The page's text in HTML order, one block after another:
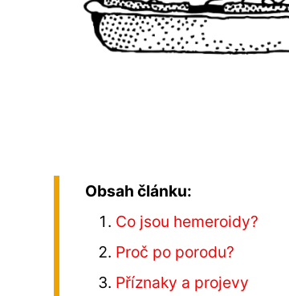
Obsah článku:
Co jsou hemeroidy?
Proč po porodu?
Příznaky a projevy